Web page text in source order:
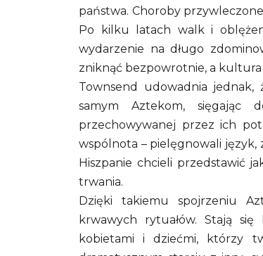
państwa. Choroby
Po kilku latach walk i
wydarzenie na długo
zniknąć bezpowrotnie, a
Townsend udowadnia jednak,
samym Aztekom,
przechowywanej przez ich
wspólnota – pielęgnowali język,
Hiszpanie chcieli przedstawić
trwania.
Dzięki takiemu spojrzeniu
krwawych rytuałów. Stają
kobietami i dziećmi, którzy